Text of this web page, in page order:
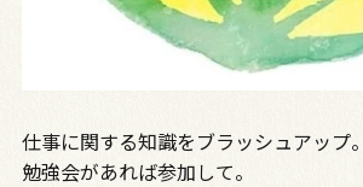
仕事に関する知識をブラッシュアップ。
勉強会があれば参加して。